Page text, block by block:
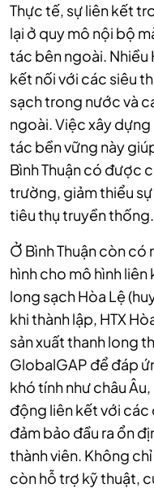
Thực tế, sự liên kết
lại ở quy mô nội bộ
tác bên ngoài. Nhiều
kết nối với các siêu
sạch trong nước và
ngoài. Việc xây
tác bền vững này
Bình Thuận có được
trường, giảm thiểu
tiêu thụ truyền thống.
Ở Bình Thuận còn
hình cho mô hình liên
long sạch Hòa Lệ
khi thành lập, HTX
sản xuất thanh long
GlobalGAP để đáp
khó tính như châu Âu,
động liên kết với các
đảm bảo đầu ra ổn
thành viên. Không
còn hỗ trợ kỹ thuật,